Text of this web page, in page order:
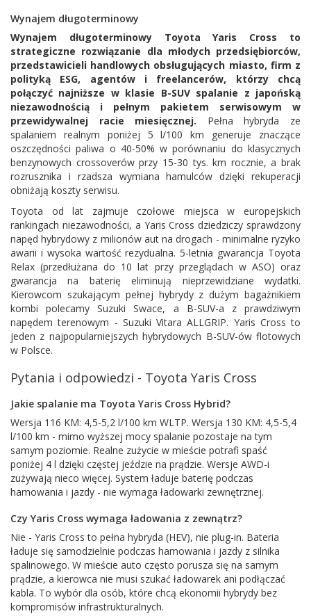
Wynajem długoterminowy
Wynajem długoterminowy Toyota Yaris Cross to
strategiczne rozwiązanie dla młodych przedsiębiorców,
przedstawicieli handlowych obsługujących miasto, firm z
polityką ESG, agentów i freelancerów, którzy chcą
połączyć najniższe w klasie B-SUV spalanie z japońską
niezawodnością i pełnym pakietem serwisowym w
przewidywalnej racie miesięcznej. Pełna hybryda ze
spalaniem realnym poniżej 5 l/100 km generuje znaczące
oszczędności paliwa o 40-50% w porównaniu do klasycznych
benzynowych crossoverów przy 15-30 tys. km rocznie, a brak
rozrusznika i rzadsza wymiana hamulców dzięki rekuperacji
obniżają koszty serwisu.
Toyota od lat zajmuje czołowe miejsca w europejskich
rankingach niezawodności, a Yaris Cross dziedziczy sprawdzony
napęd hybrydowy z milionów aut na drogach - minimalne ryzyko
awarii i wysoka wartość rezydualna. 5-letnia gwarancja Toyota
Relax (przedłużana do 10 lat przy przeglądach w ASO) oraz
gwarancja na baterię eliminują nieprzewidziane wydatki.
Kierowcom szukającym pełnej hybrydy z dużym bagażnikiem
kombi polecamySuzuki Swace, a B-SUV-a z prawdziwym
napędem terenowym - Suzuki Vitara ALLGRIP. Yaris Cross to
jeden z najpopularniejszych hybrydowych B-SUV-ów flotowych
w Polsce.
Pytania i odpowiedzi - Toyota Yaris Cross
Jakie spalanie ma Toyota Yaris Cross Hybrid?
Wersja 116 KM: 4,5-5,2 l/100 km WLTP. Wersja 130 KM: 4,5-5,4
l/100 km - mimo wyższej mocy spalanie pozostaje na tym
samym poziomie. Realne zużycie w mieście potrafi spaść
poniżej 4 l dzięki częstej jeździe na prądzie. Wersje AWD-i
zużywają nieco więcej. System ładuje baterię podczas
hamowania i jazdy - nie wymaga ładowarki zewnętrznej.
Czy Yaris Cross wymaga ładowania z zewnątrz?
Nie - Yaris Cross to pełna hybryda (HEV), nie plug-in. Bateria
ładuje się samodzielnie podczas hamowania i jazdy z silnika
spalinowego. W mieście auto często porusza się na samym
prądzie, a kierowca nie musi szukać ładowarek ani podłączać
kabla. To wybór dla osób, które chcą ekonomii hybrydy bez
kompromisów infrastrukturalnych.